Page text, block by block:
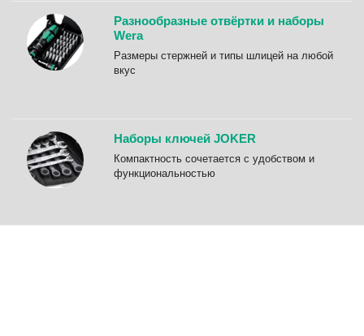
Разнообразные отвёртки и наборы
Wera
Размеры стержней и типы шлицей на любой
вкус
Наборы ключей JOKER
Компактность сочетается с удобством и
функциональностью